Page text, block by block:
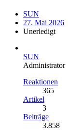
SUN
27. Mai 2026
Unerledigt
SUN
Administrator
Reaktionen
365
Artikel
3
Beiträge
3.858